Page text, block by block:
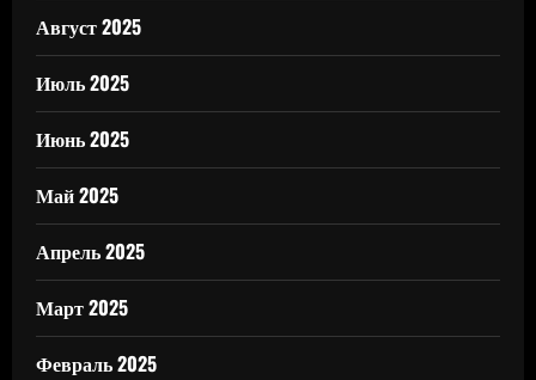
Август 2025
Июль 2025
Июнь 2025
Май 2025
Апрель 2025
Март 2025
Февраль 2025